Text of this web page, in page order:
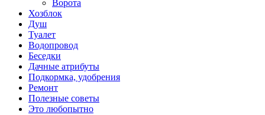
Ворота
Хозблок
Душ
Туалет
Водопровод
Беседки
Дачные атрибуты
Подкормка, удобрения
Ремонт
Полезные советы
Это любопытно